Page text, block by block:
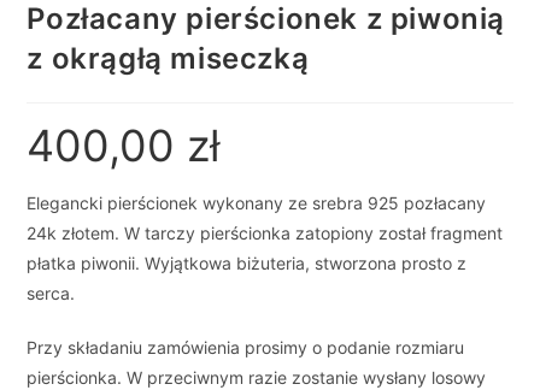
Pozłacany pierścionek z piwonią
z okrągłą miseczką
400,00 zł
Elegancki pierścionek wykonany ze srebra 925 pozłacany
24k złotem. W tarczy pierścionka zatopiony został fragment
płatka piwonii. Wyjątkowa biżuteria, stworzona prosto z
serca.
Przy składaniu zamówienia prosimy o podanie rozmiaru
pierścionka. W przeciwnym razie zostanie wysłany losowy